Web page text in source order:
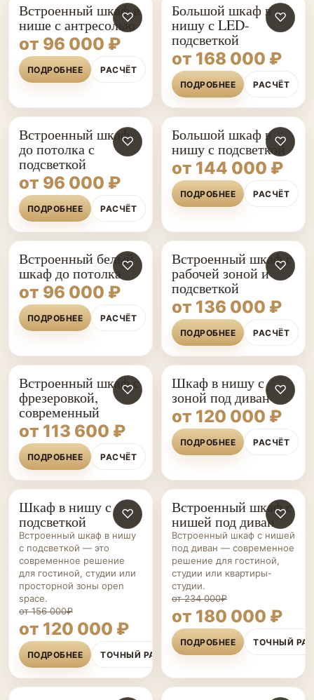
♡
Встроенный шкаф в
нише с антресолью
от 96 000 ₽
ПОДРОБНЕЕ РАСЧЁТ
♡
Большой шкаф в
нишу с LED-
подсветкой
от 168 000 ₽
ПОДРОБНЕЕ РАСЧЁТ
♡
Встроенный шкаф
до потолка с
подсветкой
от 96 000 ₽
ПОДРОБНЕЕ РАСЧЁТ
♡
Большой шкаф в
нишу с подсветкой
от 144 000 ₽
ПОДРОБНЕЕ РАСЧЁТ
♡
Встроенный белый
шкаф до потолка
от 96 000 ₽
ПОДРОБНЕЕ РАСЧЁТ
♡
Встроенный шкаф с
рабочей зоной и
подсветкой
от 136 000 ₽
ПОДРОБНЕЕ РАСЧЁТ
♡
Встроенный шкаф с
фрезеровкой,
современный
от 113 600 ₽
ПОДРОБНЕЕ РАСЧЁТ
♡
Шкаф в нишу с
зоной под диван
от 120 000 ₽
ПОДРОБНЕЕ РАСЧЁТ
ШКАФЫ НА ЗАКАЗ ♡
Шкаф в нишу с
подсветкой
Встроенный шкаф в нишу
с подсветкой — это
современное решение
для гостиной, студии или
просторной зоны open
space.
от 156 000₽
от 120 000 ₽
ПОДРОБНЕЕ ТОЧНЫЙ РАСЧЁТ
ШКАФЫ НА ЗАКАЗ ♡
Встроенный шкаф с
нишей под диван
Встроенный шкаф с нишей
под диван — современное
решение для гостиной,
студии или квартиры-
студии.
от 234 000₽
от 180 000 ₽
ПОДРОБНЕЕ ТОЧНЫЙ